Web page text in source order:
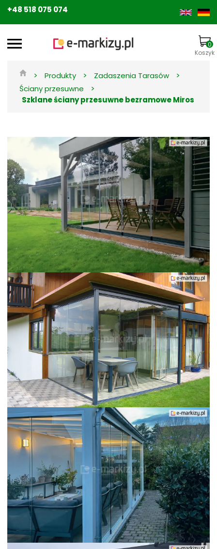
+48 518 075 074
0
Koszyk
> Produkty > Zadaszenia Tarasów >
Ściany przesuwne >
Szklane ściany przesuwne bezramowe Miros